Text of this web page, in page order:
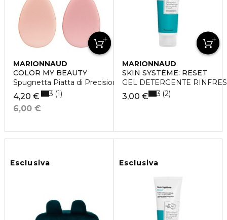
MARIONNAUD
COLOR MY BEAUTY
Spugnetta Piatta di Precisione x 2
4,20 €
6,00 €
3 1
MARIONNAUD
SKIN SYSTÈME: RESET
GEL DETERGENTE
3,00 € 3 2
Esclusiva Esclusiva